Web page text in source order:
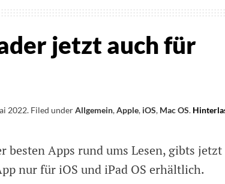
jetzt auch für
2022. Filed underAllgemein,Apple, iOS, Mac OS.
besten Apps rund ums Lesen, gibts jetzt
nur für iOS und iPad OS erhältlich.